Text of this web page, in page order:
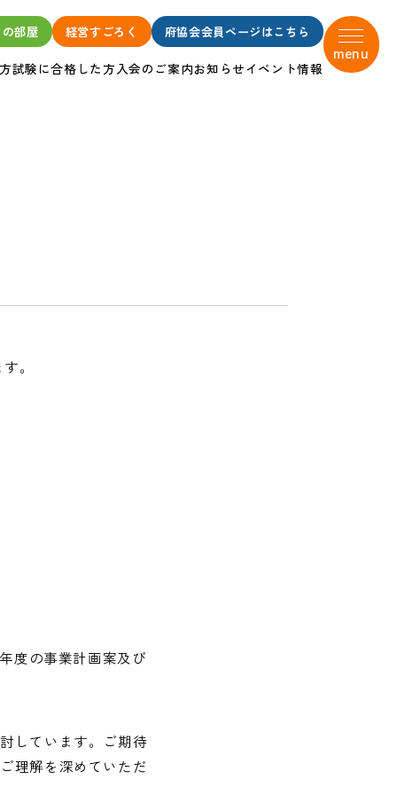
部屋 経営すごろく 府協会会員ページはこちら
試験に合格した方入会のご案内お知らせイベント情報
menu
。
度の事業計画案及び
しています。ご期待
理解を深めていただ